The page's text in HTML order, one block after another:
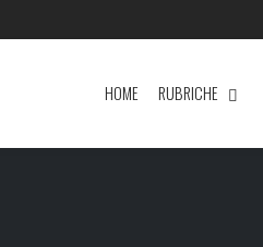
HOME RUBRICHE